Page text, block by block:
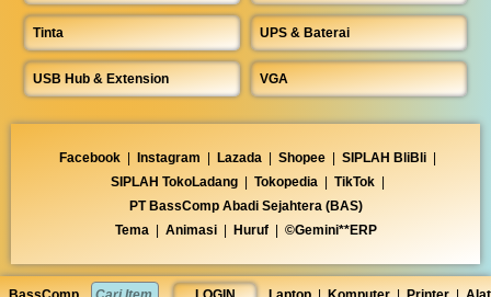
Tinta UPS & Baterai
USB Hub & Extension VGA
Facebook | Instagram | Lazada | Shopee | SIPLAH BliBli |
SIPLAH TokoLadang | Tokopedia | TikTok |
PT BassComp Abadi Sejahtera (BAS)
Tema | Animasi | Huruf | ©Gemini**ERP